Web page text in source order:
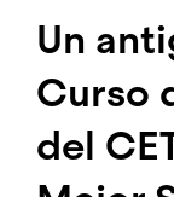
Un
Curso
del